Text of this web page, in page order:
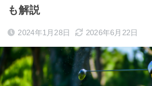
も解説
2024年1月28日 2026年6月22日